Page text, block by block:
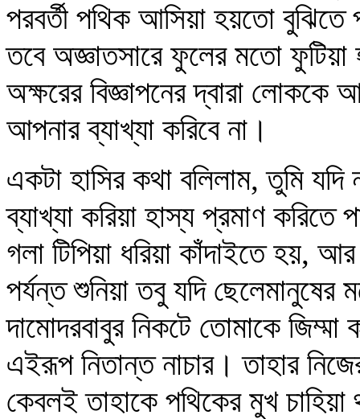
পরবর্তী পথিক আসিয়া হয়তো বুঝিতে
তবে অজ্ঞাতসারে ফুলের মতো
অক্ষরের বিজ্ঞাপনের দ্বারা লোককে
আপনার ব্যাখ্যা করিবে না।
একটা হাসির কথা বলিলাম, তুমি যদি
ব্যাখ্যা করিয়া হাস্য প্রমাণ করিতে
গলা টিপিয়া ধরিয়া কাঁদাইতে
পর্যন্ত শুনিয়া তবু যদি ছেলেমানুষের
দামোদরবাবুর নিকটে তোমাকে জিম্মা
এইরূপ নিতান্ত নাচার। তাহার
কেবলই তাহাকে পথিকের মুখ